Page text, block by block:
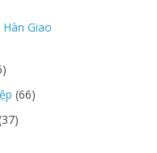
Giao
(66)